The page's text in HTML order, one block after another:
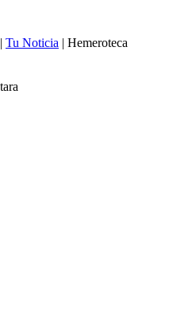
| Tu Noticia | Hemeroteca